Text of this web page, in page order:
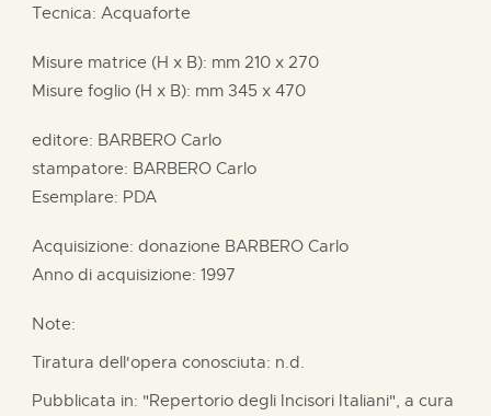
Tecnica: Acquaforte
Misure matrice (H x B): mm 210 x 270
Misure foglio (H x B): mm 345 x 470
editore: BARBERO Carlo
stampatore: BARBERO Carlo
Esemplare: PDA
Acquisizione: donazione BARBERO Carlo
Anno di acquisizione: 1997
Note:
Tiratura dell'opera conosciuta: n.d.
Pubblicata in: "Repertorio degli Incisori Italiani", a cura